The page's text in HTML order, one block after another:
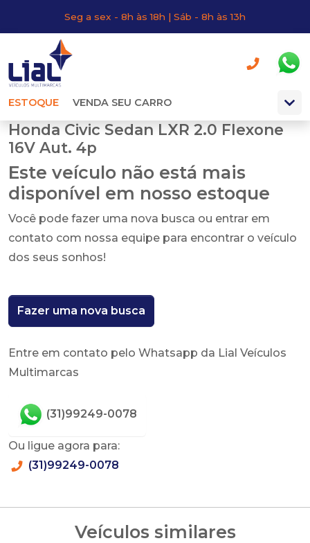
Seg a sex - 8h às 18h | Sáb - 8h às 13h
ESTOQUE VENDA SEU CARRO
Honda Civic Sedan LXR 2.0 Flexone
16V Aut. 4p
Este veículo não está mais
disponível em nosso estoque
Você pode fazer uma nova busca ou entrar em
contato com nossa equipe para encontrar o veículo
dos seus sonhos!
Fazer uma nova busca
Entre em contato pelo Whatsapp da Lial Veículos
Multimarcas
(31)99249-0078
Ou ligue agora para:
(31)99249-0078
Veículos similares